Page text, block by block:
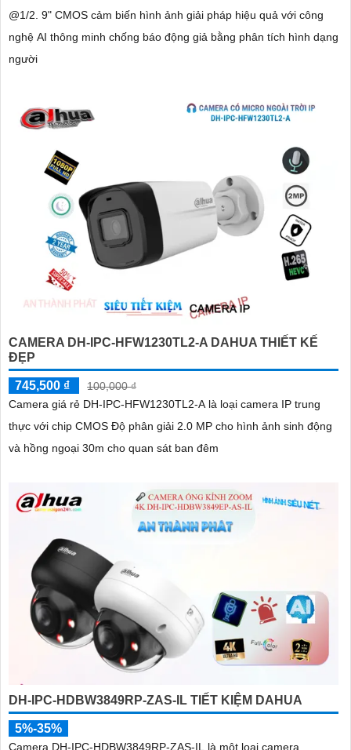
@1/2. 9" CMOS cảm biến hình ảnh giải pháp hiệu quả với công
nghệ AI thông minh chống báo động giả bằng phân tích hình dạng
người
CAMERA DH-IPC-HFW1230TL2-A DAHUA THIẾT KẾ
ĐẸP
745,500 ₫
100,000 ₫
Camera giá rẻ DH-IPC-HFW1230TL2-A là loại camera IP trung
thực với chip CMOS Độ phân giải 2.0 MP cho hình ảnh sinh động
và hồng ngoại 30m cho quan sát ban đêm
DH-IPC-HDBW3849RP-ZAS-IL TIẾT KIỆM DAHUA
5%-35%
Camera DH-IPC-HDBW3849RP-ZAS-IL là một loại camera